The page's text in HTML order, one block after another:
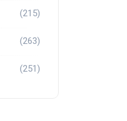
(215)
(263)
(251)